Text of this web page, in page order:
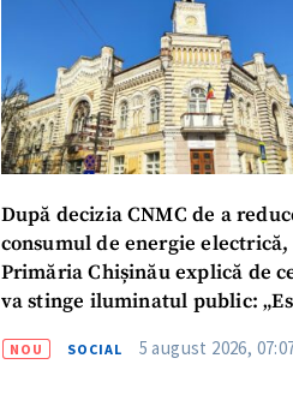
După decizia CNMC de a
consumul de energie electrică,
Primăria Chișinău explică de
va stinge iluminatul public:
NOU SOCIAL 5 august 2026,